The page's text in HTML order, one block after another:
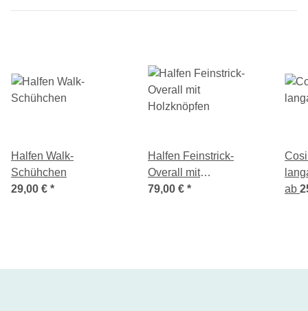
Halfen Walk-
Schühchen
29,00 € *
Halfen Feinstrick-
Overall mit
Holzknöpfen
79,00 € *
ab